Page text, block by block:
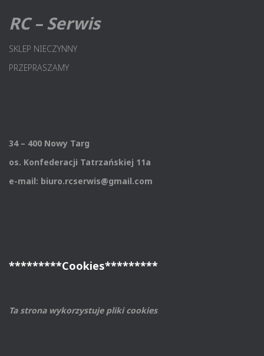
RC – Serwis
SKLEP NIECZYNNY
PRZEPRASZAMY
34 – 400 Nowy Targ
os. Konfederacji Tatrzańskiej 11a
e-mail: biuro.rcserwis@gmail.com
*********Cookies*********
Ta strona wykorzystuje pliki cookies.